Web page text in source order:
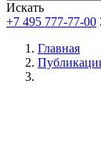
Искать
+7 495 777-77-00
Главная